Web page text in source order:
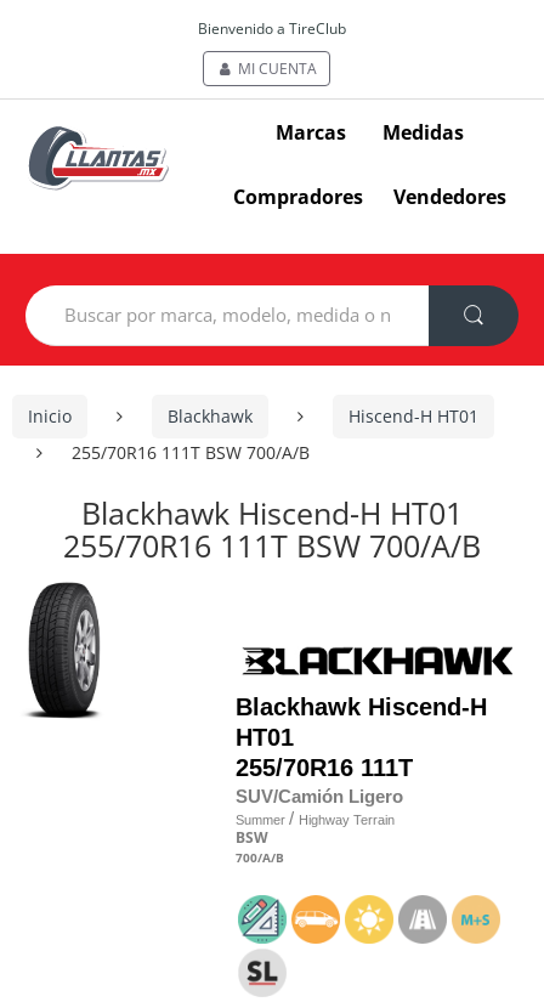
Bienvenido a TireClub
MI CUENTA
Marcas Medidas
Compradores Vendedores
Search
for:
Inicio Blackhawk
Hiscend-H HT01
255/70R16 111T BSW 700/A/B
Blackhawk Hiscend-H HT01
255/70R16 111T BSW 700/A/B
Blackhawk Hiscend-H
HT01
255/70R16 111T
SUV/Camión Ligero
Summer / Highway Terrain
BSW
700/A/B